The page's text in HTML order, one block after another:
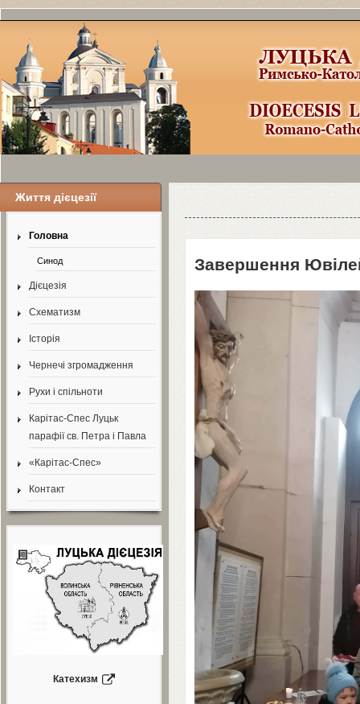
Життя дієцезії
Головна
Синод
Дієцезія
Схематизм
Історія
Чернечі згромадження
Рухи і спільноти
Карітас-Спес Луцьк
парафії св. Петра і Павла
«Карітас-Спес»
Контакт
Катехизм
Завершення